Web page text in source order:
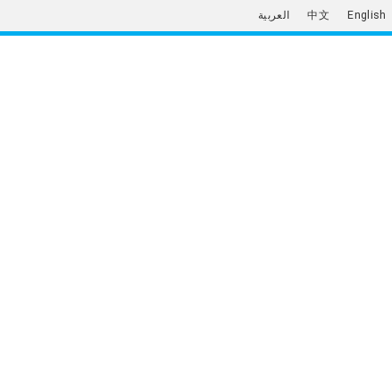
العربية 中文 English